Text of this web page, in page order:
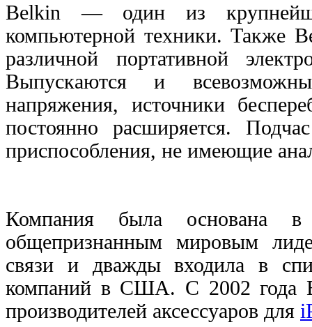
Belkin — один из
компьютерной техники. Также
различной портативной
Выпускаются и
напряжения, источники
постоянно расширяется.
приспособления, не имеющие
Компания была основана
общепризнанным мировым
связи и дважды входила в
компаний в США. С 2002 года
производителей аксессуаров для